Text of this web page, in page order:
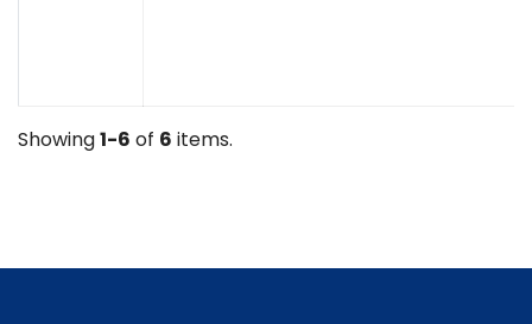
Showing1-6 of 6 items.